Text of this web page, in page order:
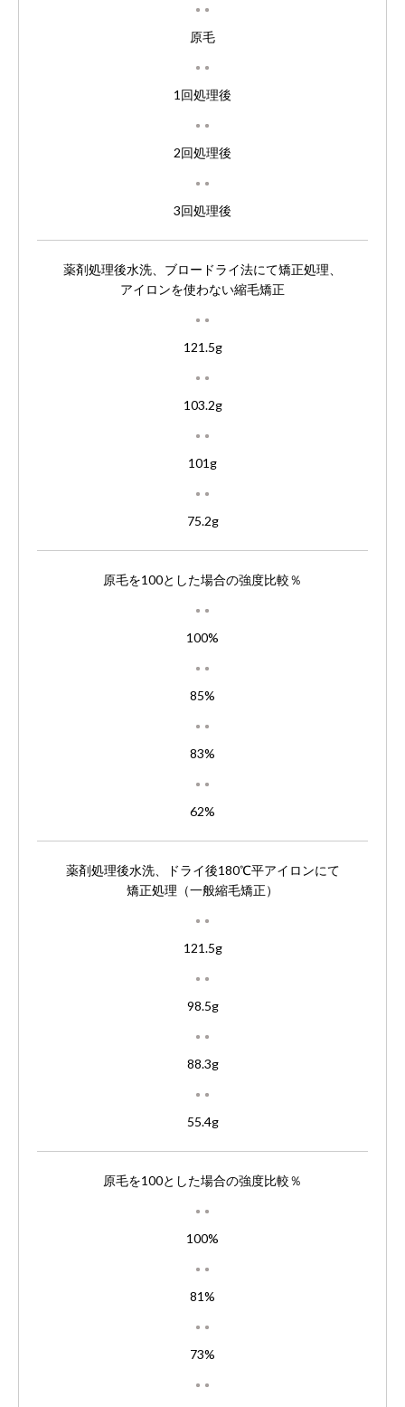
原毛
1回処理後
2回処理後
3回処理後
薬剤処理後水洗、ブロードライ法にて矯正処理、
アイロンを使わない縮毛矯正
121.5g
103.2g
101g
75.2g
原毛を100とした場合の強度比較％
100%
85%
83%
62%
薬剤処理後水洗、ドライ後180℃平アイロンにて
矯正処理（一般縮毛矯正）
121.5g
98.5g
88.3g
55.4g
原毛を100とした場合の強度比較％
100%
81%
73%